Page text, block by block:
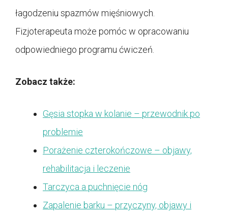
łagodzeniu spazmów mięśniowych.
Fizjoterapeuta może pomóc w opracowaniu
odpowiedniego programu ćwiczeń.
Zobacz także:
Gęsia stopka w kolanie – przewodnik po
problemie
Porażenie czterokończowe – objawy,
rehabilitacja i leczenie
Tarczyca a puchnięcie nóg
Zapalenie barku – przyczyny, objawy i